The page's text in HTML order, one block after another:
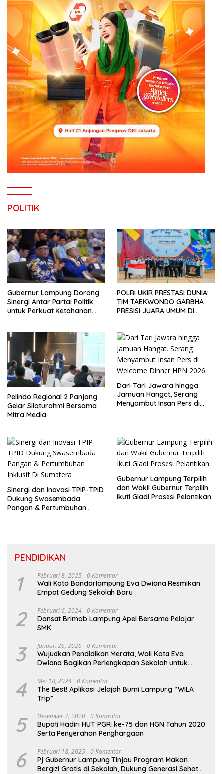
POLITIK
Gubernur Lampung Dorong
Sinergi Antar Partai Politik
untuk Perkuat Ketahanan
POLRI UKIR PRESTASI DUNIA:
TIM TAEKWONDO GARBHA
PRESISI JUARA UMUM DI
Pelindo Regional 2 Panjang
Gelar Silaturahmi Bersama
Mitra Media
Dari Tari Jawara hingga
Jamuan Hangat, Serang
Menyambut Insan Pers di
Sinergi dan Inovasi TPIP-TPID
Dukung Swasembada
Pangan & Pertumbuhan
Gubernur Lampung Terpilih
dan Wakil Gubernur Terpilih
Ikuti Gladi Prosesi Pelantikan
PENDIDIKAN
1 Februari 8, 2025 0 Komentar
Wali Kota Bandarlampung Eva Dwiana Resmikan
Empat Gedung Sekolah Baru
2 Februari 6, 2024 0 Komentar
Dansat Brimob Lampung Apel Bersama Pelajar
SMK
3 Januari 26, 2026 0 Komentar
Wujudkan Pendidikan Merata, Wali Kota Eva
Dwiana Bagikan Perlengkapan Sekolah untuk
4 Mei 18, 2024 0 Komentar
The Best! Aplikasi Jelajah Bumi Lampung “WILA
Trip”
5 Desember 7, 2020 0 Komentar
Bupati Hadiri HUT PGRI ke-75 dan HGN Tahun 2020
Serta Penyerahan Penghargaan
6 Februari 18, 2025 0 Komentar
Pj Gubernur Lampung Tinjau Program Makan
Bergizi Gratis di Sekolah, Dukung Generasi Sehat